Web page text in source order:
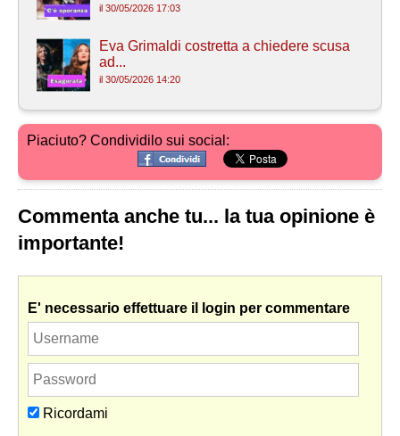
il 30/05/2026 17:03
Eva Grimaldi costretta a chiedere scusa
ad...
il 30/05/2026 14:20
Piaciuto? Condividilo sui social:
Commenta anche tu... la tua opinione è
importante!
E' necessario effettuare il login per commentare
Ricordami